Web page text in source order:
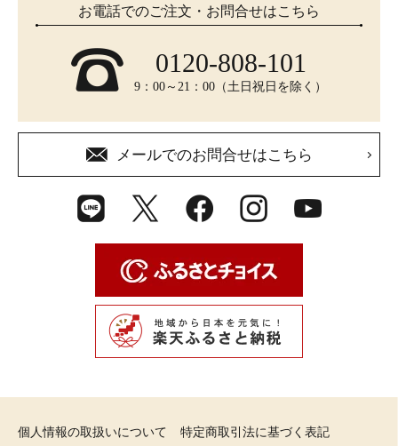
お電話でのご注文・お問合せはこちら
0120-808-101
9：00～21：00（土日祝日を除く）
メールでのお問合せはこちら
個人情報の取扱いについて 特定商取引法に基づく表記